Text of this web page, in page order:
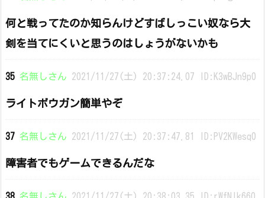
何と戦ってたのか知らんけどすばしっこい奴なら大
剣を当てにくいと思うのはしょうがないかも
35 名無しさん 2021/11/27(土) 20:37:24.07 ID:K3wBJn9p0
ライトボウガン簡単やぞ
37 名無しさん 2021/11/27(土) 20:37:47.81 ID:PV2KWesq0
障害者でもゲームできるんだな